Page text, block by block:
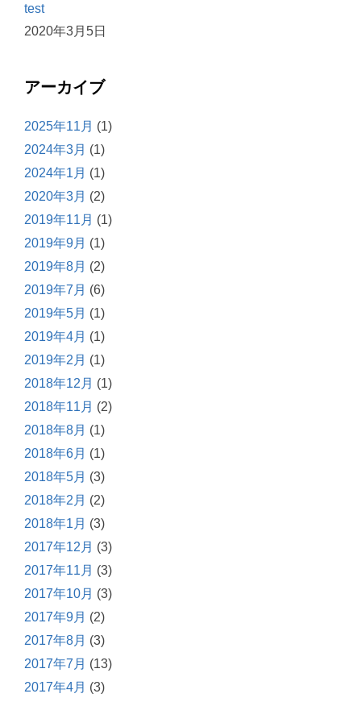
test
2020年3月5日
アーカイブ
2025年11月 (1)
2024年3月 (1)
2024年1月 (1)
2020年3月 (2)
2019年11月 (1)
2019年9月 (1)
2019年8月 (2)
2019年7月 (6)
2019年5月 (1)
2019年4月 (1)
2019年2月 (1)
2018年12月 (1)
2018年11月 (2)
2018年8月 (1)
2018年6月 (1)
2018年5月 (3)
2018年2月 (2)
2018年1月 (3)
2017年12月 (3)
2017年11月 (3)
2017年10月 (3)
2017年9月 (2)
2017年8月 (3)
2017年7月 (13)
2017年4月 (3)